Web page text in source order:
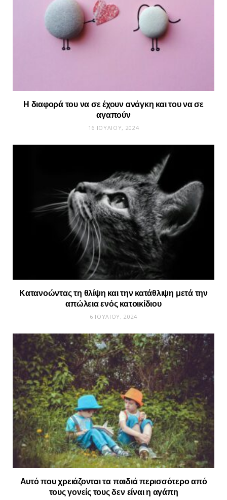
Η διαφορά του να σε έχουν ανάγκη και του να σε
αγαπούν
16 ΙΟΥΛΊΟΥ, 2024
Κατανοώντας τη θλίψη και την κατάθλιψη μετά την
απώλεια ενός κατοικίδιου
6 ΙΟΥΛΊΟΥ, 2024
Αυτό που χρειάζονται τα παιδιά περισσότερο από
τους γονείς τους δεν είναι η αγάπη